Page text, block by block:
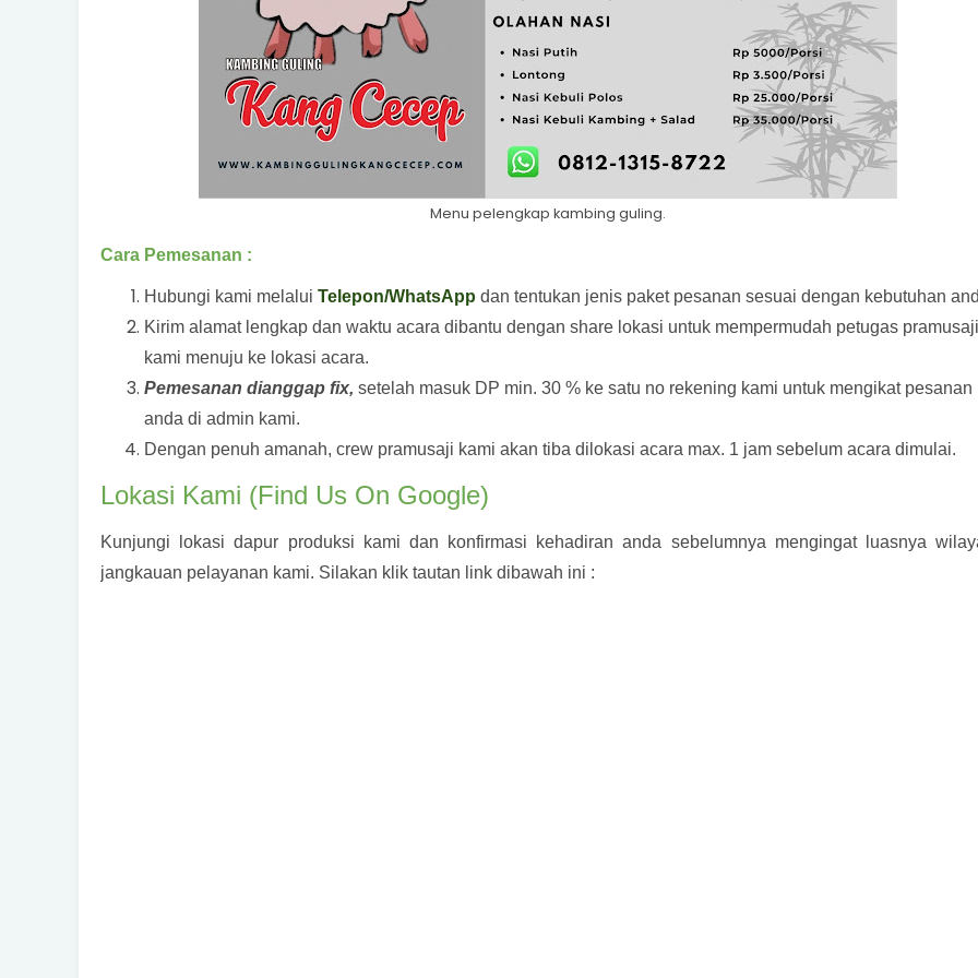
Menu pelengkap kambing guling.
Cara Pemesanan :
Hubungi kami melalui Telepon/WhatsApp dan tentukan jenis paket pesanan sesuai dengan kebutuhan
Kirim alamat lengkap dan waktu acara dibantu dengan share lokasi untuk mempermudah petugas pramusaji
kami menuju ke lokasi acara.
Pemesanan dianggap fix, setelah masuk DP min. 30 % ke satu no rekening kami untuk mengikat pesanan
anda di admin kami.
Dengan penuh amanah, crew pramusaji kami akan tiba dilokasi acara max. 1 jam sebelum acara dimulai.
Lokasi Kami (Find Us On Google)
Kunjungi lokasi dapur produksi kami dan konfirmasi kehadiran anda sebelumnya mengingat luasnya
jangkauan pelayanan kami. Silakan klik tautan link dibawah ini :